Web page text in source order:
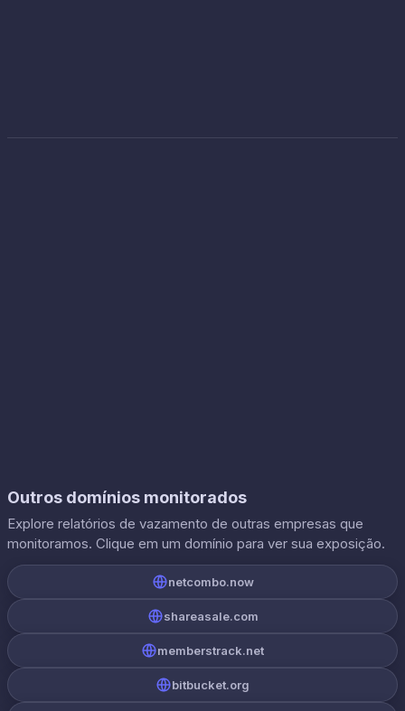
Outros domínios monitorados
Explore relatórios de vazamento de outras empresas que
monitoramos. Clique em um domínio para ver sua exposição.
netcombo.now
shareasale.com
memberstrack.net
bitbucket.org